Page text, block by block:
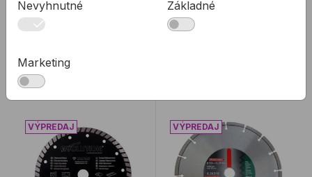
omietku, plynobetón,
prefabrikované tehly, v
167,38 €
Nie je na sklade
mramor, umelý kameň,
207,50 €
Kotúč EVOLUTION diamantovýDiamantový rezný kotúč
Nevyhnutné Základné
Marketing